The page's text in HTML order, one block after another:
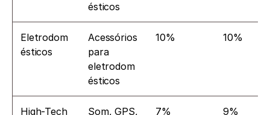
ésticos
Eletrodom
ésticos
Acessórios
para
eletrodom
ésticos
10% 10%
High-Tech
Som, GPS,
7% 9%